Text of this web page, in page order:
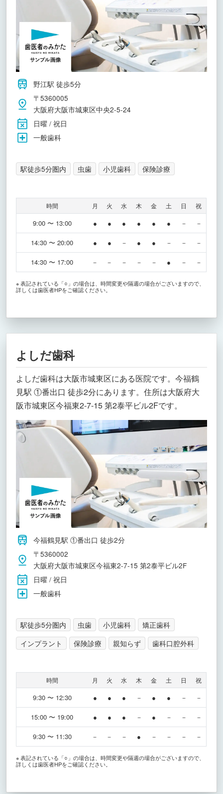
野江駅 徒歩5分
〒5360005
大阪府大阪市城東区中央2-5-24
日曜 / 祝日
一般歯科
駅徒歩5分圏内 虫歯 小児歯科 保険診療
時間 月 火 水 木 金 土 日 祝
9:00 〜 13:00 ● ● ● ● ● ● － －
14:30 〜 20:00 ● ● － ● ● － － －
14:30 〜 17:00 － － － － － ● － －
※ 表記されている「○」の場合は、時間変更や隔週の場合がございますので、
詳しくは歯医者HPをご確認ください。
よしだ歯科
よしだ歯科は大阪市城東区にある医院です。今福鶴
見駅 ①番出口 徒歩2分にあります。住所は大阪府大
阪市城東区今福東2-7-15 第2泰平ビル2Fです。
今福鶴見駅 ①番出口 徒歩2分
〒5360002
大阪府大阪市城東区今福東2-7-15 第2泰平ビル2F
日曜 / 祝日
一般歯科
駅徒歩5分圏内 虫歯 小児歯科
矯正歯科
インプラント
保険診療 親知らず 歯科口腔外科
時間 月 火 水 木 金 土 日 祝
9:30 〜 12:30 ● ● ● － ● ● － －
15:00 〜 19:00 ● ● ● － ● － － －
9:30 〜 11:30 － － － ● － － － －
※ 表記されている「○」の場合は、時間変更や隔週の場合がございますので、
詳しくは歯医者HPをご確認ください。